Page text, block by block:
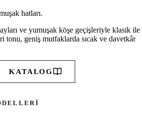
hatları.
ve yumuşak köşe geçişleriyle klasik ile
tonu, geniş mutfaklarda sıcak ve davetkâr
KATALOG